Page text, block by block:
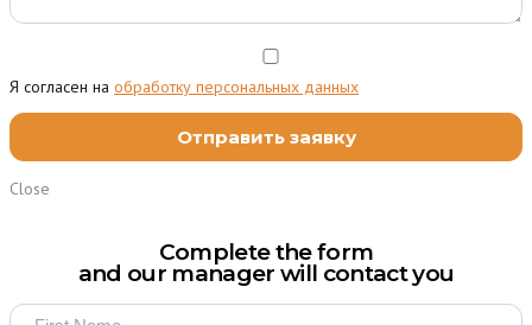
Я согласен на обработку персональных данных
Close
Complete the form
and our manager will contact you